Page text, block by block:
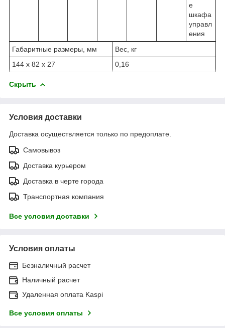
е
шкафа
управл
ения
Габаритные размеры, мм
Вес, кг
144 x 82 x 27
0,16
Скрыть
Условия доставки
Доставка осуществляется только по предоплате.
Самовывоз
Доставка курьером
Доставка в черте города
Транспортная компания
Все условия доставки
Условия оплаты
Безналичный расчет
Наличный расчет
Удаленная оплата Kaspi
Все условия оплаты